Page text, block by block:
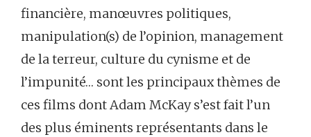
financière, manœuvres politiques,
manipulation(s) de l’opinion, management
de la terreur, culture du cynisme et de
l’impunité… sont les principaux thèmes de
ces films dont Adam McKay s’est fait l’un
des plus éminents représentants dans le